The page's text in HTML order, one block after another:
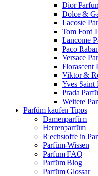
Dior
Dolce &
Lacoste
Tom Ford
Lancome
Paco
Versace
Florascent
Viktor &
Yves Saint
Prada
Weitere
Parfüm kaufen Tipps
Damenparfüm
Herrenparfüm
Riechstoffe in
Parfüm-Wissen
Parfum FAQ
Parfüm Blog
Parfüm Glossar